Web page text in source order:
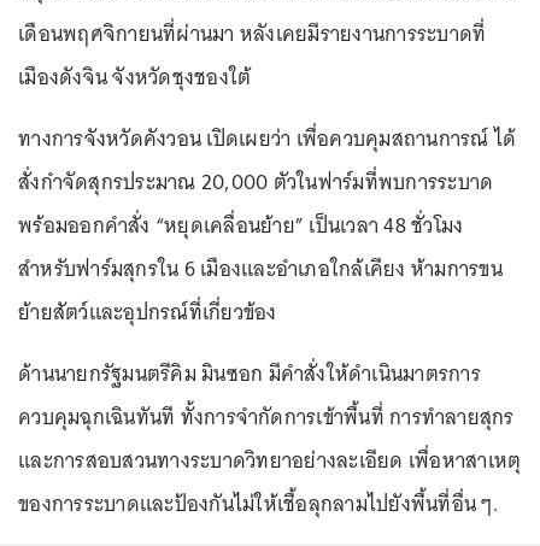
เดือนพฤศจิกายนที่ผ่านมา หลังเคยมีรายงานการระบาดที่
เมืองดังจิน จังหวัดชุงชองใต้
ทางการจังหวัดคังวอน เปิดเผยว่า เพื่อควบคุมสถานการณ์ ได้
สั่งกำจัดสุกรประมาณ 20,000 ตัวในฟาร์มที่พบการระบาด
พร้อมออกคำสั่ง “หยุดเคลื่อนย้าย” เป็นเวลา 48 ชั่วโมง
สำหรับฟาร์มสุกรใน 6 เมืองและอำเภอใกล้เคียง ห้ามการขน
ย้ายสัตว์และอุปกรณ์ที่เกี่ยวข้อง
ด้านนายกรัฐมนตรีคิม มินซอก มีคำสั่งให้ดำเนินมาตรการ
ควบคุมฉุกเฉินทันที ทั้งการจำกัดการเข้าพื้นที่ การทำลายสุกร
และการสอบสวนทางระบาดวิทยาอย่างละเอียด เพื่อหาสาเหตุ
ของการระบาดและป้องกันไม่ให้เชื้อลุกลามไปยังพื้นที่อื่น ๆ.